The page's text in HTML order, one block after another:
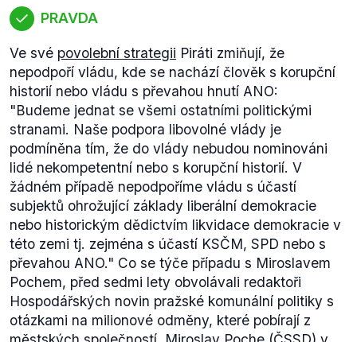
PRAVDA
Ve své povolební strategii Piráti zmiňují, že
nepodpoří vládu, kde se nachází člověk s korupční
historií nebo vládu s převahou hnutí ANO:
"Budeme jednat se všemi ostatními politickými
stranami. Naše podpora libovolné vlády je
podmíněna tím, že do vlády nebudou nominováni
lidé nekompetentní nebo s korupční historií. V
žádném případě nepodpoříme vládu s účastí
subjektů ohrožující základy liberální demokracie
nebo historickým dědictvím likvidace demokracie v
této zemi tj. zejména s účastí KSČM, SPD nebo s
převahou ANO." Co se týče případu s Miroslavem
Pochem, před sedmi lety obvolávali redaktoři
Hospodářských novin pražské komunální politiky s
otázkami na milionové odměny, které pobírají z